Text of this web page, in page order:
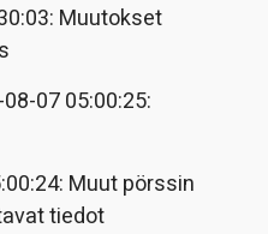
Muutokset
07 05:00:25:
Muut pörssin
tiedot